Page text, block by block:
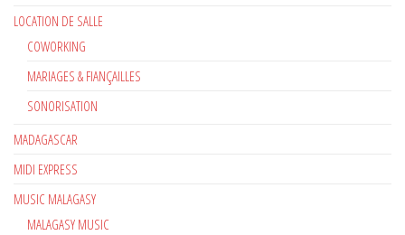
LOCATION DE SALLE
COWORKING
MARIAGES & FIANÇAILLES
SONORISATION
MADAGASCAR
MIDI EXPRESS
MUSIC MALAGASY
MALAGASY MUSIC